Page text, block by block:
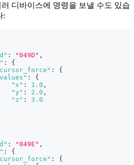
디바이스에 명령을 보낼 수도 있습
:
: "049D" ,
:
{
:
{
:
{
"x" : 1.0 ,
"y" : 2.0 ,
"z" :
3.0
: "049E" ,
:
{
:
{